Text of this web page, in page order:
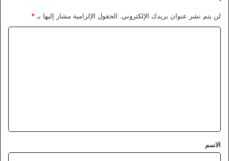
لن يتم نشر عنوان بريدك الإلكتروني. الحقول الإلزامية مشار إليها بـ *
*
الاسم